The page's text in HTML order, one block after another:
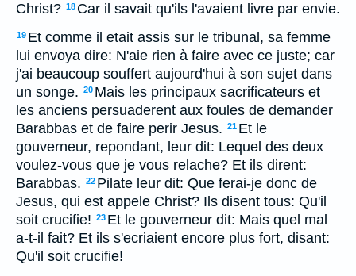
Christ? 18 Car il savait qu'ils l'avaient livre par envie.
19 Et comme il etait assis sur le tribunal, sa femme
lui envoya dire: N'aie rien à faire avec ce juste; car
j'ai beaucoup souffert aujourd'hui à son sujet dans
un songe. 20 Mais les principaux sacrificateurs et
les anciens persuaderent aux foules de demander
Barabbas et de faire perir Jesus. 21 Et le
gouverneur, repondant, leur dit: Lequel des deux
voulez-vous que je vous relache? Et ils dirent:
Barabbas. 22 Pilate leur dit: Que ferai-je donc de
Jesus, qui est appele Christ? Ils disent tous: Qu'il
soit crucifie! 23 Et le gouverneur dit: Mais quel mal
a-t-il fait? Et ils s'ecriaient encore plus fort, disant:
Qu'il soit crucifie!